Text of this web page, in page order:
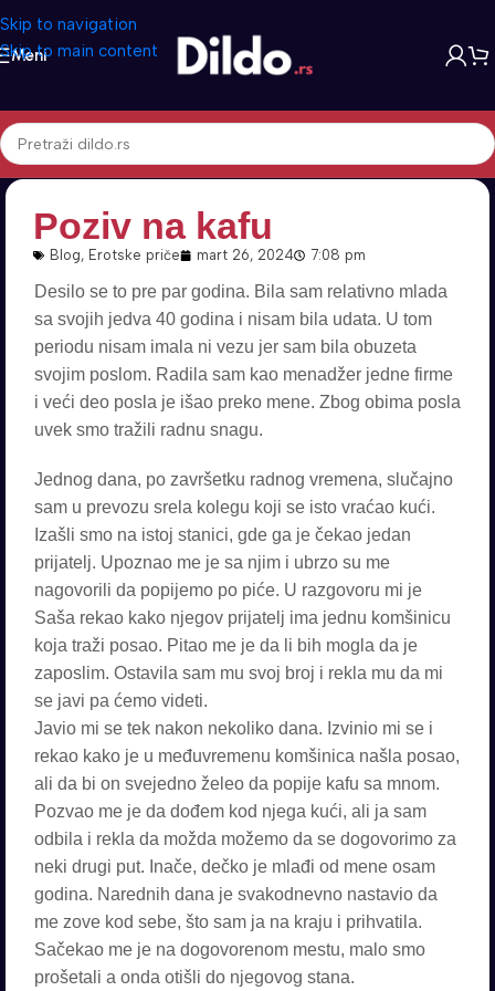
Skip to navigation
Skip to main content
Meni
Poziv na kafu
Blog, Erotske priče mart 26, 2024 7:08 pm
Desilo se to pre par godina. Bila sam relativno mlada
sa svojih jedva 40 godina i nisam bila udata. U tom
periodu nisam imala ni vezu jer sam bila obuzeta
svojim poslom. Radila sam kao menadžer jedne firme
i veći deo posla je išao preko mene. Zbog obima posla
uvek smo tražili radnu snagu.
Jednog dana, po završetku radnog vremena, slučajno
sam u prevozu srela kolegu koji se isto vraćao kući.
Izašli smo na istoj stanici, gde ga je čekao jedan
prijatelj. Upoznao me je sa njim i ubrzo su me
nagovorili da popijemo po piće. U razgovoru mi je
Saša rekao kako njegov prijatelj ima jednu komšinicu
koja traži posao. Pitao me je da li bih mogla da je
zaposlim. Ostavila sam mu svoj broj i rekla mu da mi
se javi pa ćemo videti.
Javio mi se tek nakon nekoliko dana. Izvinio mi se i
rekao kako je u međuvremenu komšinica našla posao,
ali da bi on svejedno želeo da popije kafu sa mnom.
Pozvao me je da dođem kod njega kući, ali ja sam
odbila i rekla da možda možemo da se dogovorimo za
neki drugi put. Inače, dečko je mlađi od mene osam
godina. Narednih dana je svakodnevno nastavio da
me zove kod sebe, što sam ja na kraju i prihvatila.
Sačekao me je na dogovorenom mestu, malo smo
prošetali a onda otišli do njegovog stana.